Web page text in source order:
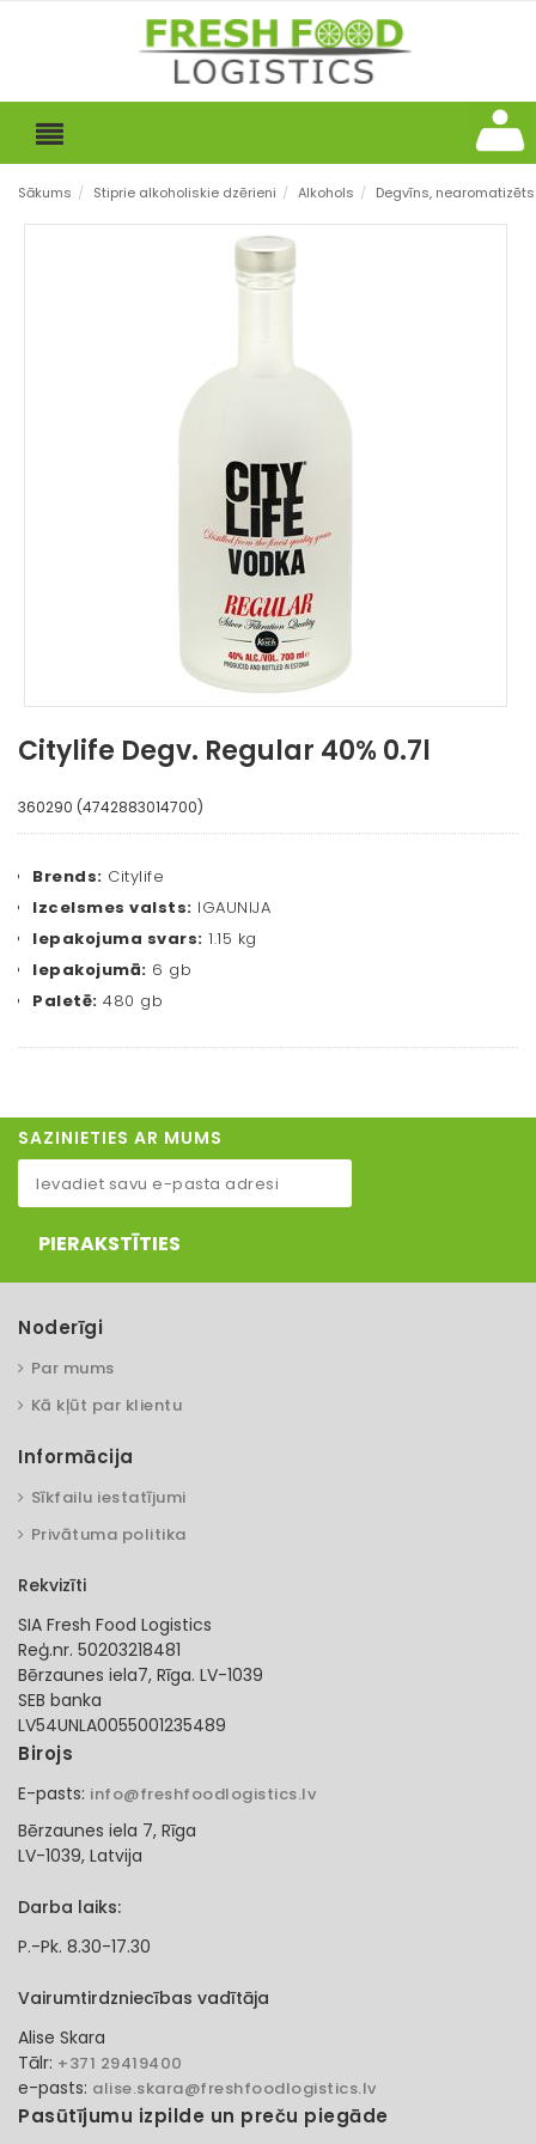
Sākums / Stiprie alkoholiskie dzērieni / Alkohols / Degvīns, nearomatizēts
Citylife Degv. Regular 40% 0.7l
360290 (4742883014700)
Brends: Citylife
Izcelsmes valsts: IGAUNIJA
Iepakojuma svars: 1.15 kg
Iepakojumā: 6 gb
Paletē: 480 gb
SAZINIETIES AR MUMS
PIERAKSTĪTIES
Noderīgi
Par mums
Kā kļūt par klientu
Informācija
Sīkfailu iestatījumi
Privātuma politika
Rekvizīti
SIA Fresh Food Logistics
Reģ.nr. 50203218481
Bērzaunes iela7, Rīga. LV-1039
SEB banka
LV54UNLA0055001235489
Birojs
E-pasts: info@freshfoodlogistics.lv
Bērzaunes iela 7, Rīga
LV-1039, Latvija
Darba laiks:
P.-Pk. 8.30-17.30
Vairumtirdzniecības vadītāja
Alise Skara
Tālr: +371 29419400
e-pasts: alise.skara@freshfoodlogistics.lv
Pasūtījumu izpilde un preču piegāde